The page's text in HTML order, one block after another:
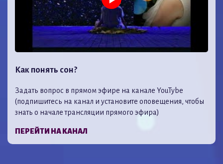
Как понять сон?
Задать вопрос в прямом эфире на канале YouTybe
(подпишитесь на канал и установите оповещения, чтобы
знать о начале трансляции прямого эфира)
ПЕРЕЙТИ НА КАНАЛ